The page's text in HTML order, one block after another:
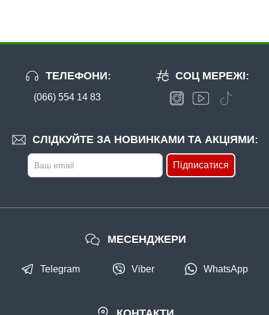
ТЕЛЕФОНИ:
(066) 554 14 83
СЛІДКУЙТЕ ЗА НОВИНКАМИ ТА АКЦІЯМИ:
Підписатися
СОЦ МЕРЕЖІ:
МЕСЕНДЖЕРИ
Telegram Viber WhatsApp